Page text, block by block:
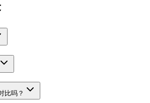
比吗？